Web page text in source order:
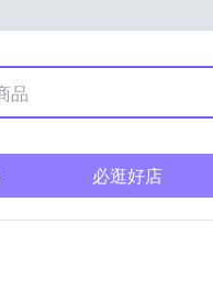
必逛好店